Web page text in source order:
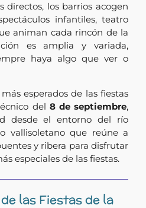
directos, los barrios acogen
infantiles, teatro
animan cada rincón de la
es amplia y variada,
haya algo que ver o
esperados de las fiestas
del 8 de septiembre,
desde el entorno del río
vallisoletano que reúne a
y ribera para disfrutar
especiales de las fiestas.
las Fiestas de la